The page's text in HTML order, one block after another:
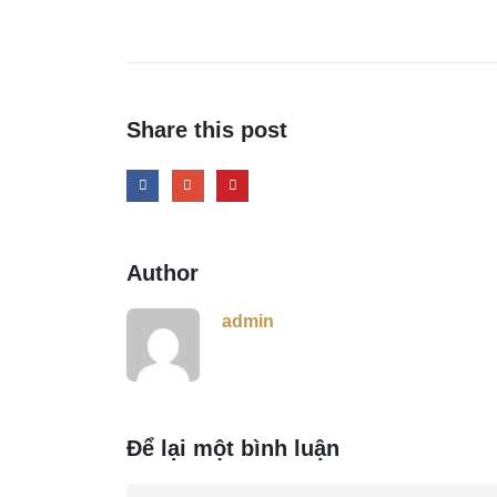
Share this post
Author
admin
Để lại một bình luận